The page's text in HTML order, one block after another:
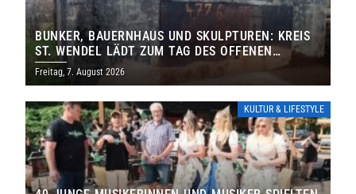
BUNKER, BAUERNHAUS UND SKULPTUREN: KREIS
ST. WENDEL LÄDT ZUM TAG DES OFFENEN
DENKMALS EIN
Freitag, 7. August 2026
KULTUR & LIFESTYLE